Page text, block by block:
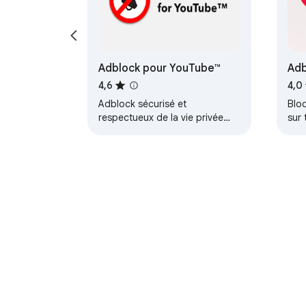
Adblock pour YouTube™
4,6
Adblock sécurisé et
respectueux de la vie privée
4,0
sur